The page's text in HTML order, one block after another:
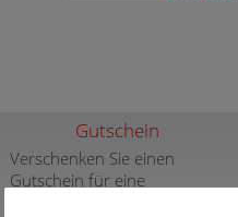
Gutschein
Verschenken Sie einen
Gutschein für eine